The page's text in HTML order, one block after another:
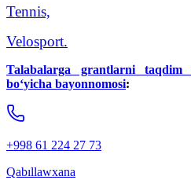
Tennis,
Velosport.
Talabalarga grantlarni
bo‘yicha bayonnomosi:
+998 61 224 27 73
Qabıllawxana